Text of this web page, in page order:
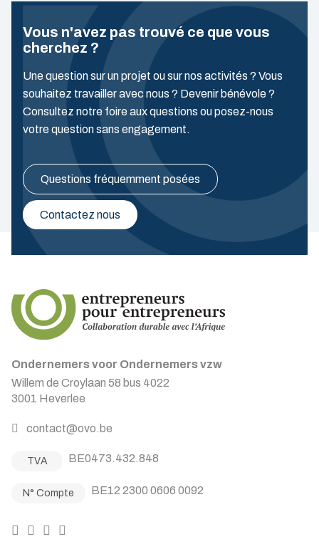
Vous n'avez pas trouvé ce que vous
cherchez ?
Une question sur un projet ou sur nos activités ? Vous
souhaitez travailler avec nous ? Devenir bénévole ?
Consultez notre foire aux questions ou posez-nous
votre question sans engagement.
Questions fréquemment posées
Contactez nous
Ondernemers voor Ondernemers vzw
Willem de Croylaan 58 bus 4022
3001 Heverlee
contact@ovo.be
TVA BE0473.432.848
N° Compte BE12 2300 0606 0092